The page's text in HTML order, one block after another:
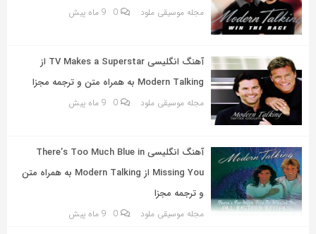
مجله موسیقی ملود 0 9 ماه پیش
آهنگ انگلیسی TV Makes a Superstar از
Modern Talking به همراه متن و ترجمه مجزا
مجله موسیقی ملود 0 9 ماه پیش
آهنگ انگلیسی There’s Too Much Blue in
Missing You از Modern Talking به همراه متن
و ترجمه مجزا
مجله موسیقی ملود 0 9 ماه پیش